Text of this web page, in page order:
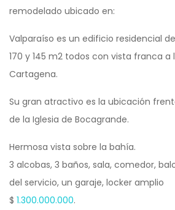
remodelado ubicado en:
Valparaíso es un edificio residencial
170 y 145 m2 todos con vista franca a
Cartagena.
Su gran atractivo es la ubicación
de la Iglesia de Bocagrande.
Hermosa vista sobre la bahía.
3 alcobas, 3 baños, sala, comedor,
del servicio, un garaje, locker amplio
$ 1.300.000.000.